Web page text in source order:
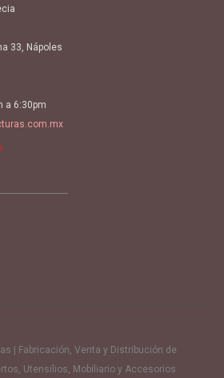
33, Nápoles
a 6:30pm
| Fabricación, Venta y Distribución de
Utensilios, Mobiliario y Accesorios